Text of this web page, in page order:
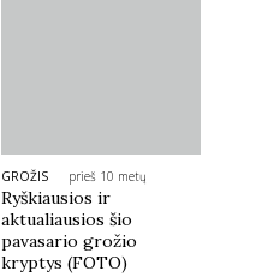
GROŽIS prieš 10 metų
Ryškiausios ir
aktualiausios šio
pavasario grožio
kryptys (FOTO)